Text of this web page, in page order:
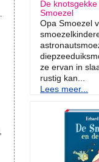
De
Smoezel
Opa Smoezel
ze ervan in
rustig kan...
Lees meer...